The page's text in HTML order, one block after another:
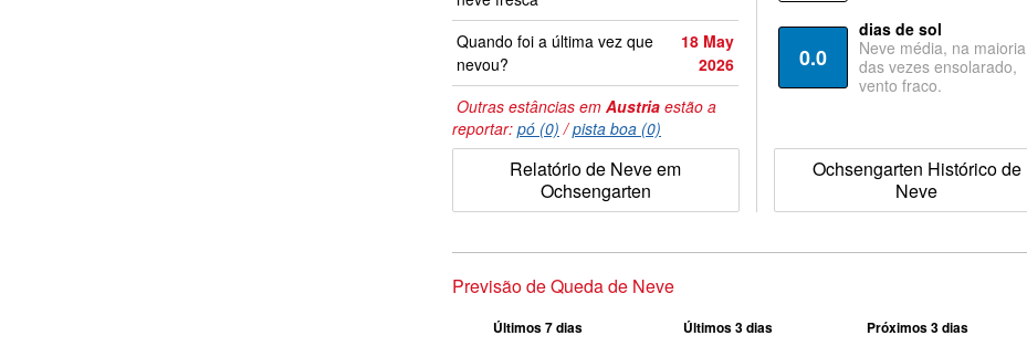
Quando foi a última vez que
nevou?
18 May
2026
Outras estâncias em Austria estão a
reportar: pó (0) /pista boa (0)
Relatório de Neve em
Ochsengarten
0.0
dias de sol
Neve média, na maioria
das vezes ensolarado,
vento fraco.
Ochsengarten Histórico de
Neve
Previsão de Queda de Neve
Últimos 7 dias Últimos 3 dias Próximos 3 dias